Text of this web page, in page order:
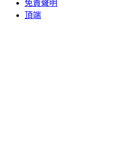
免責聲明
頂端